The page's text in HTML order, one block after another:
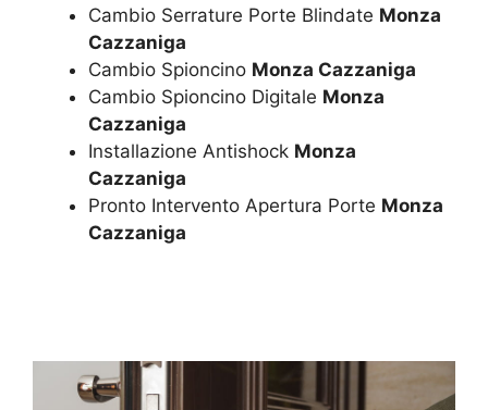
Cambio Serrature Porte Blindate Monza
Cazzaniga
Cambio Spioncino Monza Cazzaniga
Cambio Spioncino Digitale Monza
Cazzaniga
Installazione Antishock Monza
Cazzaniga
Pronto Intervento Apertura Porte Monza
Cazzaniga